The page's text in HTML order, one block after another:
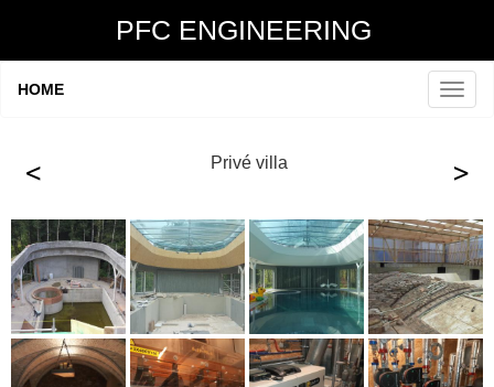
PFC ENGINEERING
HOME
Privé villa